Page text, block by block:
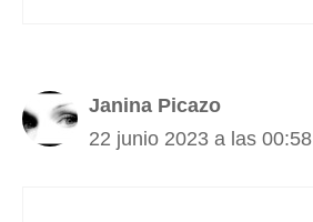
Janina Picazo
22 junio 2023 a las 00:58